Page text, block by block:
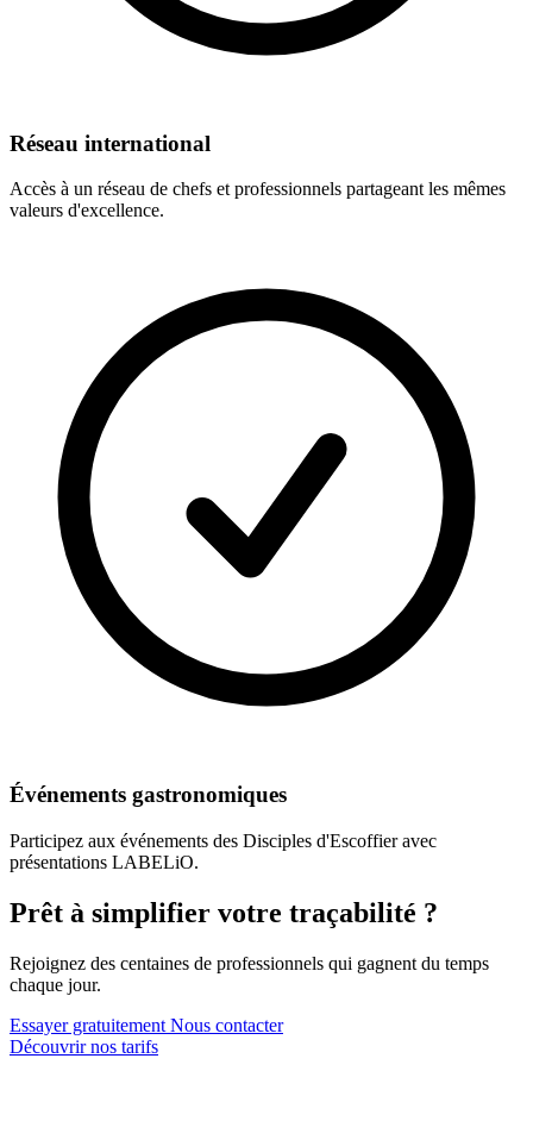
Réseau international
Accès à un réseau de chefs et professionnels partageant les mêmes
valeurs d'excellence.
Événements gastronomiques
Participez aux événements des Disciples d'Escoffier avec
présentations LABELiO.
Prêt à simplifier votre traçabilité ?
Rejoignez des centaines de professionnels qui gagnent du temps
chaque jour.
Essayer gratuitement Nous contacter
Découvrir nos tarifs